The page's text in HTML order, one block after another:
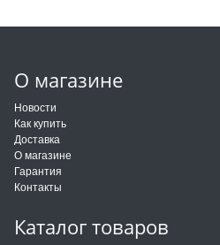
О магазине
Новости
Как купить
Доставка
О магазине
Гарантия
Контакты
Каталог товаров